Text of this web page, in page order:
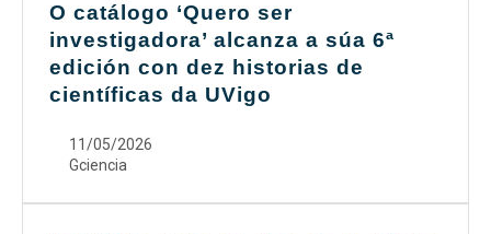
O catálogo ‘Quero ser
investigadora’ alcanza a súa 6ª
edición con dez historias de
científicas da UVigo
11/05/2026
Gciencia